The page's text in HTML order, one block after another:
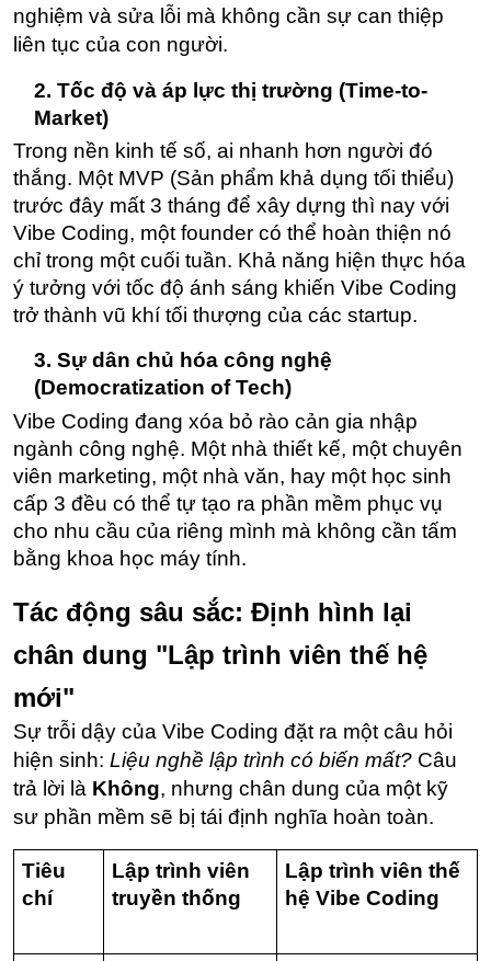
nghiệm và sửa lỗi mà không cần sự can thiệp
liên tục của con người.
2. Tốc độ và áp lực thị trường (Time-to-
Market)
Trong nền kinh tế số, ai nhanh hơn người đó
thắng. Một MVP (Sản phẩm khả dụng tối thiểu)
trước đây mất 3 tháng để xây dựng thì nay với
Vibe Coding, một founder có thể hoàn thiện nó
chỉ trong một cuối tuần. Khả năng hiện thực hóa
ý tưởng với tốc độ ánh sáng khiến Vibe Coding
trở thành vũ khí tối thượng của các startup.
3. Sự dân chủ hóa công nghệ
(Democratization of Tech)
Vibe Coding đang xóa bỏ rào cản gia nhập
ngành công nghệ. Một nhà thiết kế, một chuyên
viên marketing, một nhà văn, hay một học sinh
cấp 3 đều có thể tự tạo ra phần mềm phục vụ
cho nhu cầu của riêng mình mà không cần tấm
bằng khoa học máy tính.
Tác động sâu sắc: Định hình lại
chân dung "Lập trình viên thế hệ
mới"
Sự trỗi dậy của Vibe Coding đặt ra một câu hỏi
hiện sinh: Liệu nghề lập trình có biến mất? Câu
trả lời là Không, nhưng chân dung của một kỹ
sư phần mềm sẽ bị tái định nghĩa hoàn toàn.
Tiêu
chí
Lập trình viên
truyền thống
Lập trình viên thế
hệ Vibe Coding